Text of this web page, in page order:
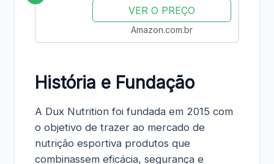
VER O PREÇO
Amazon.com.br
História e Fundação
A Dux Nutrition foi fundada em 2015 com
o objetivo de trazer ao mercado de
nutrição esportiva produtos que
combinassem eficácia, segurança e